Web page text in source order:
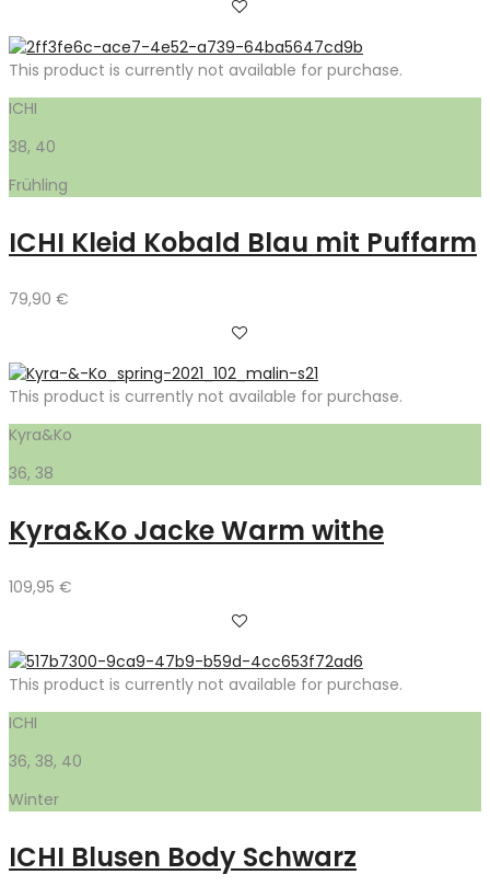
This product is currently not available for purchase.
ICHI
38, 40
Frühling
ICHI Kleid Kobald Blau mit Puffarm
79,90 €
This product is currently not available for purchase.
Kyra&Ko
36, 38
Kyra&Ko Jacke Warm withe
109,95 €
This product is currently not available for purchase.
ICHI
36, 38, 40
Winter
ICHI Blusen Body Schwarz